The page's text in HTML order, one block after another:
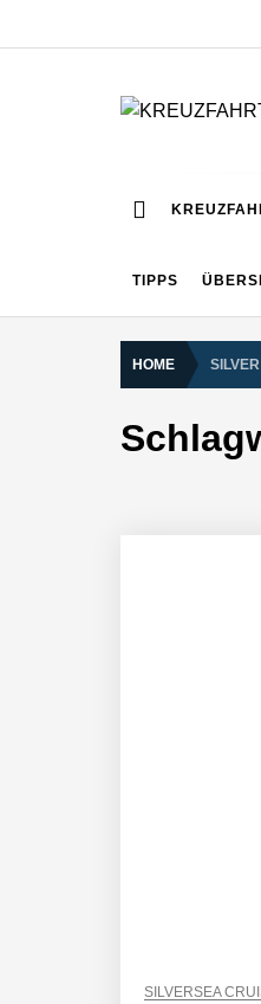
to
TIPPS
HOME
SILVERSEA